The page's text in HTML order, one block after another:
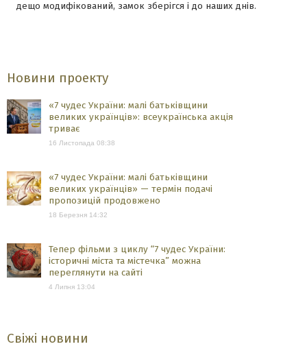
дещо модифікований, замок зберігся і до наших днів.
Новини проекту
«7 чудес України: малі батьківщини
великих українців»: всеукраїнська акція
триває
16 Листопада 08:38
«7 чудес України: малі батьківщини
великих українців» — термін подачі
пропозицій продовжено
18 Березня 14:32
Тепер фільми з циклу “7 чудес України:
історичні міста та містечка” можна
переглянути на сайті
4 Липня 13:04
Свіжі новини